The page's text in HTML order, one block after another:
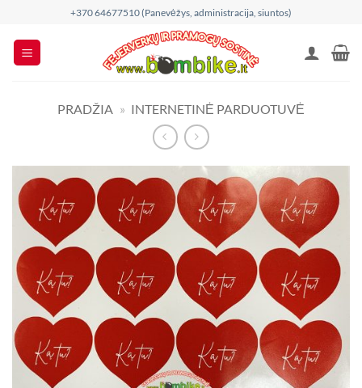
content
+370 64677510 (Panevėžys, administracija, siuntos)
PRADŽIA » INTERNETINĖ PARDUOTUVĖ